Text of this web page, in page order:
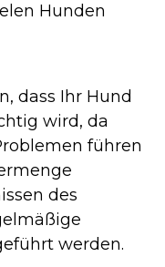
Hunden
dass Ihr Hund
wird, da
führen
des
werden.